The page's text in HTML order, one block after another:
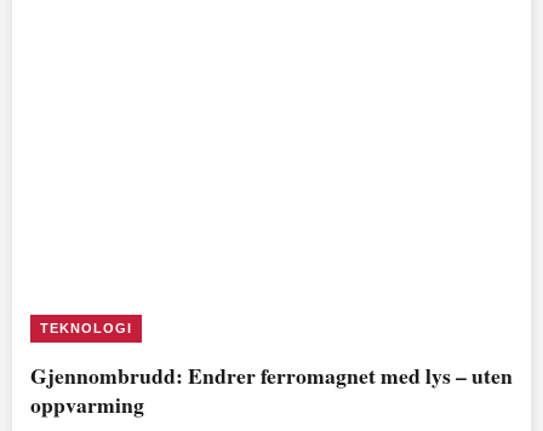
TEKNOLOGI
Gjennombrudd: Endrer ferromagnet med lys – uten
oppvarming